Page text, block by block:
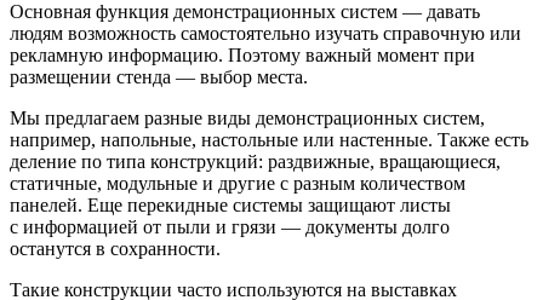
Основная функция демонстрационных систем — давать
людям возможность самостоятельно изучать справочную или
рекламную информацию. Поэтому важный момент при
размещении стенда — выбор места.
Мы предлагаем разные виды демонстрационных систем,
например, напольные, настольные или настенные. Также есть
деление по типа конструкций: раздвижные, вращающиеся,
статичные, модульные и другие с разным количеством
панелей. Еще перекидные системы защищают листы
с информацией от пыли и грязи — документы долго
останутся в сохранности.
Такие конструкции часто используются на выставках